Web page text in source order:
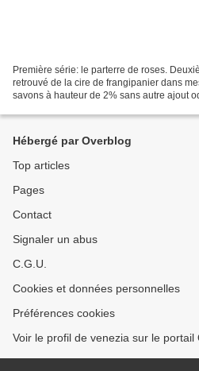
Première série: le parterre de roses.
retrouvé de la cire de frangipanier dans
savons à hauteur de 2% sans autre ajout
Hébergé par Overblog
Top articles
Pages
Contact
Signaler un abus
C.G.U.
Cookies et données personnelles
Préférences cookies
Voir le profil de venezia sur le portail